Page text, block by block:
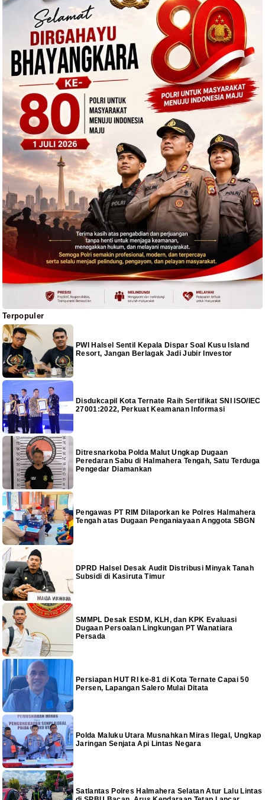
Terpopuler
PWI Halsel Sentil Kepala Dispar Soal Kusu Island
Resort, Jangan Berlagak Jadi Jubir Investor
Disdukcapil Kota Ternate Raih Sertifikat SNI ISO/IEC
27001:2022, Perkuat Keamanan Informasi
Ditresnarkoba Polda Malut Ungkap Dugaan
Peredaran Sabu di Halmahera Tengah, Satu Terduga
Pengedar Diamankan
Pengawas PT RIM Dilaporkan ke Polres Halmahera
Tengah atas Dugaan Penganiayaan Anggota SBGN
DPRD Halsel Desak Audit Distribusi Minyak Tanah
Subsidi di Kasiruta Timur
SMMPL Desak ESDM, KLH, dan KPK Evaluasi
Dugaan Persoalan Lingkungan PT Wanatiara
Persada
Persiapan HUT RI ke-81 di Kota Ternate Capai 50
Persen, Lapangan Salero Mulai Ditata
Polda Maluku Utara Musnahkan Miras Ilegal, Ungkap
Jaringan Senjata Api Lintas Negara
Satlantas Polres Halmahera Selatan Atur Lalu Lintas